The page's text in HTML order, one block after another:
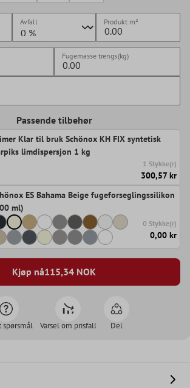
Avfall Produkt m²
Fugemasse trengs(kg)
Passende tilbehør
Klar til bruk Schönox KH FIX syntetisk
limdispersjon 1 kg
1 Stykke(r)
300,57 kr
ES Bahama Beige fugeforseglingssilikon
ml)
0 Stykke(r)
0,00 kr
Kjøp nå115,34 NOK
Varsel om prisfall Del